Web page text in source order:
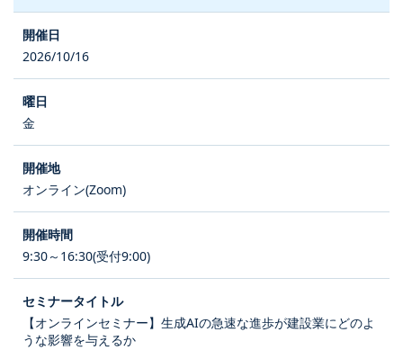
2026/10/16
金
オンライン(Zoom)
9:30～16:30(受付9:00)
【オンラインセミナー】生成AIの急速な進歩が建設業にどのよ
うな影響を与えるか